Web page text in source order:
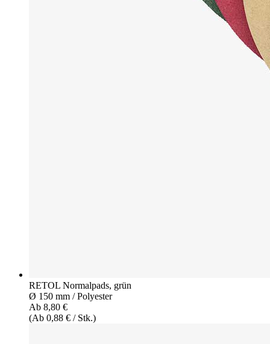
RETOL Normalpads, grün
Ø 150 mm / Polyester
Ab 8,80 €
(Ab 0,88 € / Stk.)